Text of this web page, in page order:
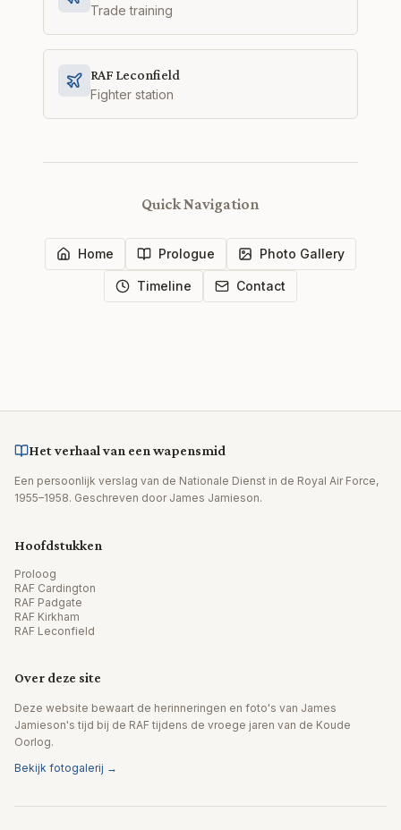
Trade training
RAF Leconfield
Fighter station
Quick Navigation
Home Prologue Photo Gallery
Timeline Contact
Het verhaal van een wapensmid
Een persoonlijk verslag van de Nationale Dienst in de Royal Air Force,
1955–1958. Geschreven door James Jamieson.
Hoofdstukken
Proloog
RAF Cardington
RAF Padgate
RAF Kirkham
RAF Leconfield
Over deze site
Deze website bewaart de herinneringen en foto's van James
Jamieson's tijd bij de RAF tijdens de vroege jaren van de Koude
Oorlog.
Bekijk fotogalerij →